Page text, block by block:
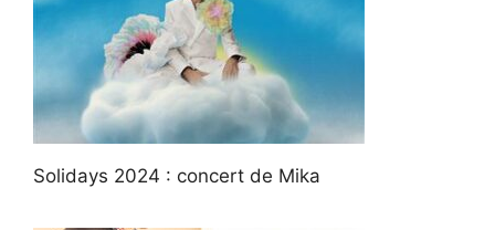
Solidays 2024 : concert de Mika